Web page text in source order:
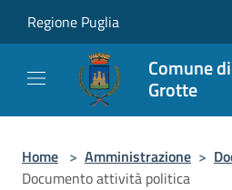
Regione Puglia
Comune
Grotte
Home > Amministrazione >
Documento attività politica